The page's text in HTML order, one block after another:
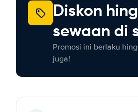
Diskon
sewaan di
Promosi ini berlaku
juga!